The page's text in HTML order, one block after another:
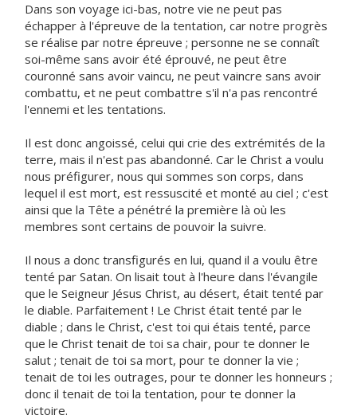
Dans son voyage ici-bas, notre vie ne peut pas
échapper à l'épreuve de la tentation, car notre progrès
se réalise par notre épreuve ; personne ne se connaît
soi-même sans avoir été éprouvé, ne peut être
couronné sans avoir vaincu, ne peut vaincre sans avoir
combattu, et ne peut combattre s'il n'a pas rencontré
l'ennemi et les tentations.
Il est donc angoissé, celui qui crie des extrémités de la
terre, mais il n'est pas abandonné. Car le Christ a voulu
nous préfigurer, nous qui sommes son corps, dans
lequel il est mort, est ressuscité et monté au ciel ; c'est
ainsi que la Tête a pénétré la première là où les
membres sont certains de pouvoir la suivre.
Il nous a donc transfigurés en lui, quand il a voulu être
tenté par Satan. On lisait tout à l'heure dans l'évangile
que le Seigneur Jésus Christ, au désert, était tenté par
le diable. Parfaitement ! Le Christ était tenté par le
diable ; dans le Christ, c'est toi qui étais tenté, parce
que le Christ tenait de toi sa chair, pour te donner le
salut ; tenait de toi sa mort, pour te donner la vie ;
tenait de toi les outrages, pour te donner les honneurs ;
donc il tenait de toi la tentation, pour te donner la
victoire.